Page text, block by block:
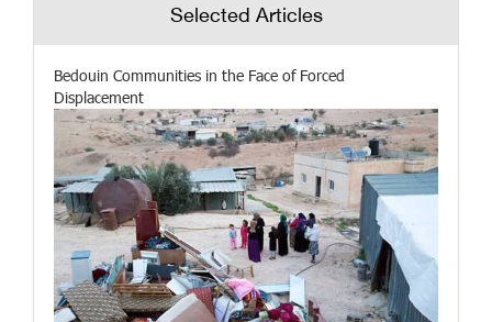
Selected Articles
Bedouin Communities in the Face of Forced
Displacement